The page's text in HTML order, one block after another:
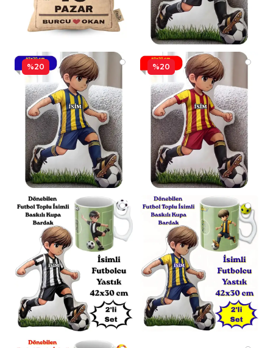
%20 %20